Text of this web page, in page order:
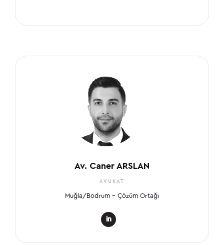
Av. Caner ARSLAN
AVUKAT
Muğla/Bodrum – Çözüm Ortağı